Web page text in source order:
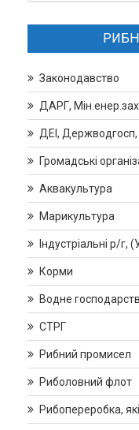
Законодавство
ДАРГ,
ДЕІ,
Громадські
Аквакультура
Марикультура
Індустріальні р/г,
Корми
Водне
СТРГ
Рибний промисел
Риболовний флот
Рибопереробка,